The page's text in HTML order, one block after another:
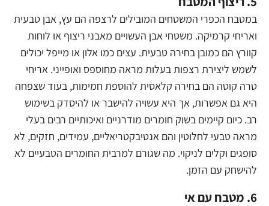
במטבח הכפרי המשטחים המובילים לרצפה הם עץ, אבן טבעית
ואריחי קרמיקה. משטחי אבן העשויים מאבני ריצוף או לוחות
קוורץ הם כמובן בחירה טבעית. עצים כמו אלון או מייפל יכולים
לשמש ליצירת רצפות בעלות מראה מחוספס ואופייני. אריחי
טרה קוטה הם בחירה קלאסית להוספת חמימות, בעוד שצפחה
היא גם אפשרות, אך היא עשויה להישבר או להיסדק בשימוש
רב. כיום קיימים בשוק חומרים מודרניים ואיכותיים רבים בעלי
מראה טבעי לחלוטין והם אנטיבקטריאליים, עמידים, חזקים, לא
סופגים וקלים לניקוי. מה שגורם למרבית החומרים הטבעיים לא
להישחק עם הזמן.
6. מטבח עם אי